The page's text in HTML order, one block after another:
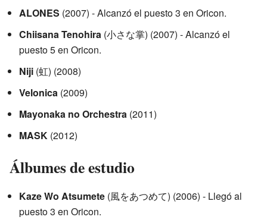
ALONES (2007) - Alcanzó el puesto 3 en Oricon.
Chiisana Tenohira (小さな掌) (2007) - Alcanzó el
puesto 5 en Oricon.
Niji (虹) (2008)
Velonica (2009)
Mayonaka no Orchestra (2011)
MASK (2012)
Álbumes de estudio
Kaze Wo Atsumete (風をあつめて) (2006) - Llegó al
puesto 3 en Oricon.